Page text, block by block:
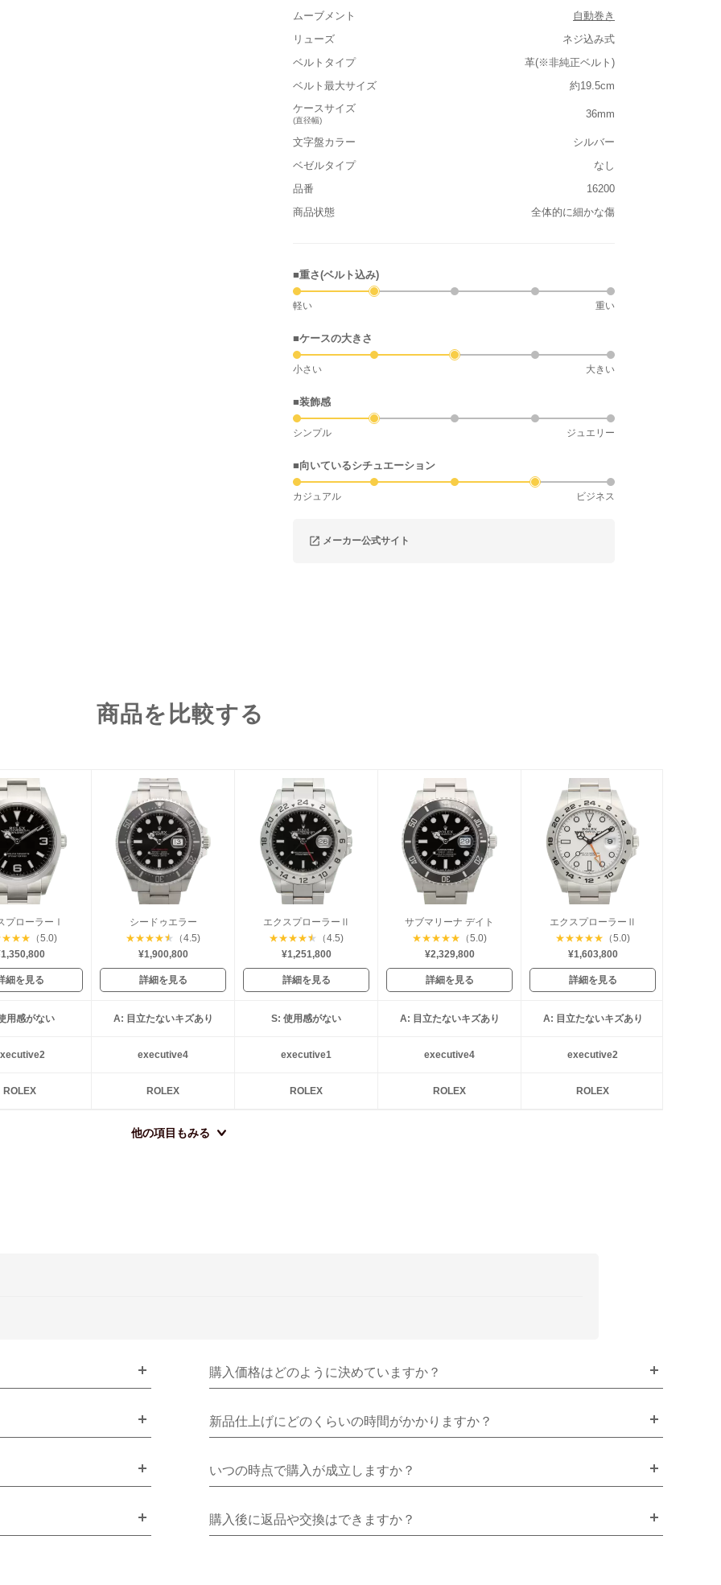
ムーブメント
自動巻き
リューズ
ネジ込み式
ベルトタイプ
革(※非純正ベルト)
ベルト最大サイズ
約19.5cm
ケースサイズ
(直径幅)
36mm
文字盤カラー
シルバー
ベゼルタイプ
なし
品番
16200
商品状態
全体的に細かな傷
■重さ(ベルト込み)
軽い 重い
■ケースの大きさ
小さい 大きい
■装飾感
シンプル ジュエリー
■向いているシチュエーション
カジュアル ビジネス
メーカー公式サイト
商品を比較する
プローラーⅠ
★★★ （5.0)
細を見る
シードゥエラー
★★★★★
（4.5)
¥1,900,800
詳細を見る
エクスプローラーⅡ
★★★★★
（4.5)
¥1,251,800
詳細を見る
サブマリーナ デイト
★★★★★ （5.0)
¥2,329,800
詳細を見る
エクスプローラーⅡ
★★★★★ （5.0)
¥1,603,800
詳細を見る
用感がない A: 目立たないキズあり S: 使用感がない A: 目立たないキズあり A: 目立たないキズあり
executive4 executive1 executive4 executive2
ROLEX ROLEX ROLEX ROLEX ROLEX
他の項目もみる
購入価格はどのように決めていますか？
新品仕上げにどのくらいの時間がかかりますか？
いつの時点で購入が成立しますか？
購入後に返品や交換はできますか？